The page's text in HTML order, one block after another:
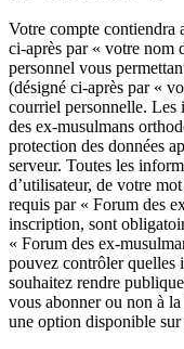
Votre compte contiendra
ci-après par « votre nom
personnel vous
(désigné ci-après par «
courriel personnelle. Les
des ex-musulmans
protection des données
serveur. Toutes les
d’utilisateur, de votre
requis par « Forum des
inscription, sont
« Forum des ex-
pouvez contrôler quelles
souhaitez rendre
vous abonner ou non à
une option disponible